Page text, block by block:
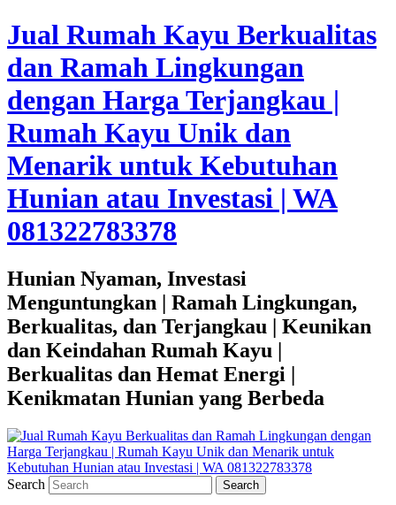
Jual Rumah Kayu Berkualitas
dan Ramah Lingkungan
dengan Harga Terjangkau |
Rumah Kayu Unik dan
Menarik untuk Kebutuhan
Hunian atau Investasi | WA
081322783378
Hunian Nyaman, Investasi
Menguntungkan | Ramah Lingkungan,
Berkualitas, dan Terjangkau | Keunikan
dan Keindahan Rumah Kayu |
Berkualitas dan Hemat Energi |
Kenikmatan Hunian yang Berbeda
Search